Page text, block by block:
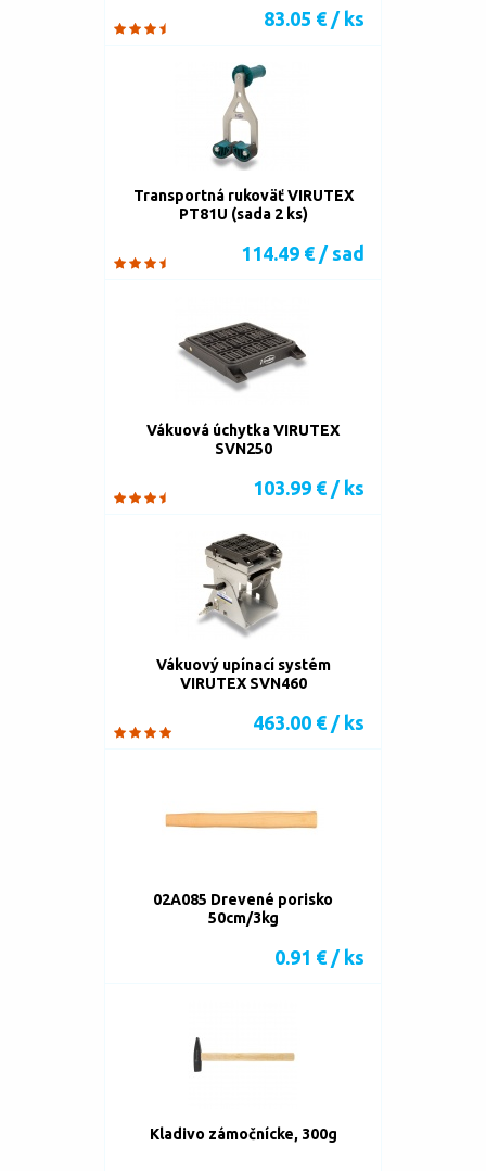
83.05 € / ks
Transportná rukoväť VIRUTEX
PT81U (sada 2 ks)
114.49 € / sad
Vákuová úchytka VIRUTEX
SVN250
103.99 € / ks
Vákuový upínací systém
VIRUTEX SVN460
463.00 € / ks
02A085 Drevené porisko
50cm/3kg
0.91 € / ks
Kladivo zámočnícke, 300g